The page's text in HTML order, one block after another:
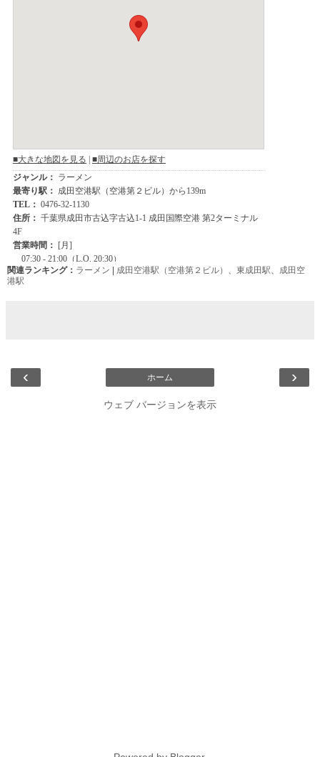
関連ランキング： ラーメン 成田空港駅（空港第２ビル） 、 東成田駅、 成田空
港駅
‹ ›
ホーム
ウェブ バージョンを表示